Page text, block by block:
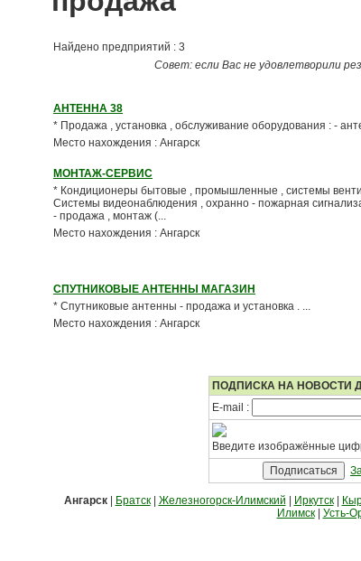
Найдено предприятий : 3
Совет: если Вас не удовлетворили
АНТЕННА 38
* Продажа , установка , обслуживание оборудования : -
Место нахождения : Ангарск
МОНТАЖ-СЕРВИС
* Кондиционеры бытовые , промышленные , системы
Системы видеонаблюдения , охранно - пожарная
- продажа , монтаж (...
Место нахождения : Ангарск
СПУТНИКОВЫЕ АНТЕННЫ МАГАЗИН
* Спутниковые антенны - продажа и установка . ...
Место нахождения : Ангарск
ПОДПИСКА НА НОВОСТИ
E-mail :
Введите изображённые
Ангарск| Братск| Железногорск-Илимский Иркутск|
Илимск| Усть-